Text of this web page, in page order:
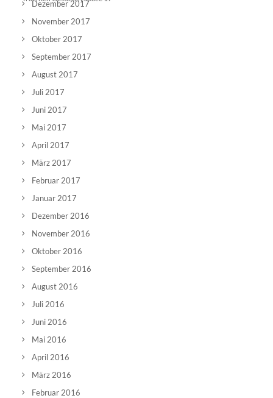
Dezember 2017
November 2017
Oktober 2017
September 2017
August 2017
Juli 2017
Juni 2017
Mai 2017
April 2017
März 2017
Februar 2017
Januar 2017
Dezember 2016
November 2016
Oktober 2016
September 2016
August 2016
Juli 2016
Juni 2016
Mai 2016
April 2016
März 2016
Februar 2016